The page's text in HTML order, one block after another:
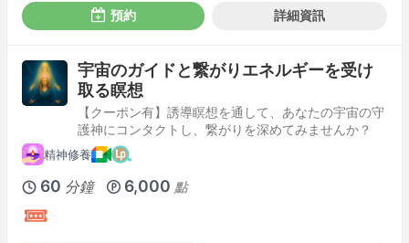
預約 詳細資訊
宇宙のガイドと繋がりエネルギーを受け
取る瞑想
【クーポン有】誘導瞑想を通して、あなたの宇宙の守
護神にコンタクトし、繋がりを深めてみませんか？
精神修養
60 分鐘 6,000 點